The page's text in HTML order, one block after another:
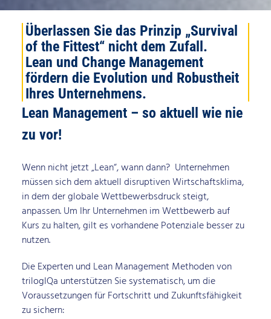
Überlassen Sie das Prinzip „Survival
of the Fittest“ nicht dem Zufall.
Lean und Change Management
fördern die Evolution und Robustheit
Ihres Unternehmens.
Lean Management – so aktuell wie nie
zu vor!
Wenn nicht jetzt „Lean“, wann dann? Unternehmen
müssen sich dem aktuell disruptiven Wirtschaftsklima,
in dem der globale Wettbewerbsdruck steigt,
anpassen. Um Ihr Unternehmen im Wettbewerb auf
Kurs zu halten, gilt es vorhandene Potenziale besser zu
nutzen.
Die Experten und Lean Management Methoden von
trilogIQa unterstützen Sie systematisch, um die
Voraussetzungen für Fortschritt und Zukunftsfähigkeit
zu sichern: